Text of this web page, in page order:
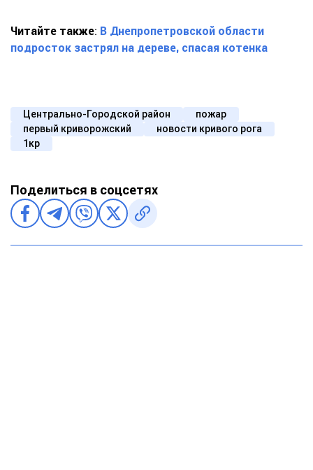
Читайте также: В Днепропетровской области
подросток застрял на дереве, спасая котенка
Центрально-Городской район
пожар
первый криворожский
новости кривого рога
1кр
Поделиться в соцсетях